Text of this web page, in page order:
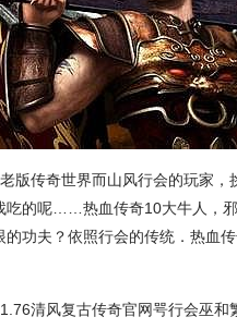
老版传奇世界而山风行会的玩家
吃的呢……热血传奇10大牛人，邪
的功夫？依照行会的传统．热血
1.76清风复古传奇官网咢行会巫